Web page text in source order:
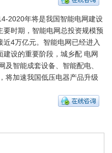
2020年将是我国智能电网建设
要时期，智能电网总投资规模预
近4万亿元。智能电网已经进入
建设的重要阶段，城乡配 电网
及智能成套设备、智能配电、
将加速我国低压电器产品升级